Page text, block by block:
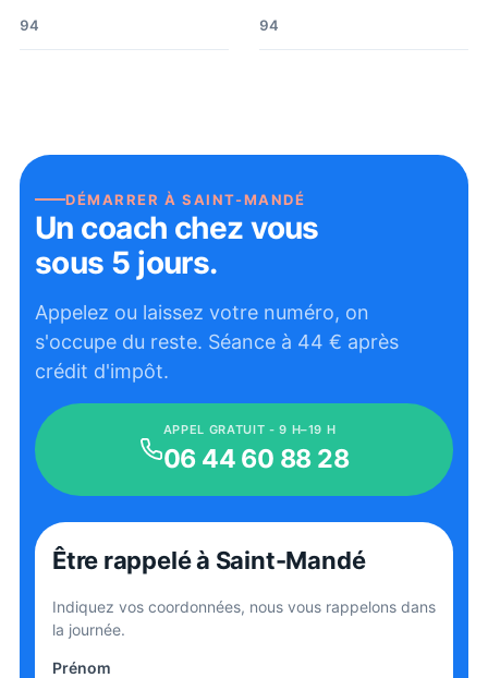
94 94
DÉMARRER ÀSAINT-MANDÉ
Un coach chez vous
sous 5 jours.
Appelez ou laissez votre numéro, on
s'occupe du reste. Séance à 44 € après
crédit d'impôt.
APPEL GRATUIT - 9 H–19 H
06 44 60 88 28
Être rappeléà Saint-Mandé
Indiquez vos coordonnées, nous vous rappelons dans
la journée.
Prénom